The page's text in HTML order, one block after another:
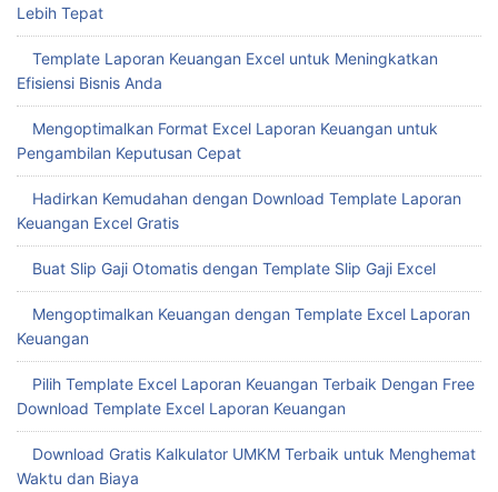
Lebih Tepat
Template Laporan Keuangan Excel untuk Meningkatkan
Efisiensi Bisnis Anda
Mengoptimalkan Format Excel Laporan Keuangan untuk
Pengambilan Keputusan Cepat
Hadirkan Kemudahan dengan Download Template Laporan
Keuangan Excel Gratis
Buat Slip Gaji Otomatis dengan Template Slip Gaji Excel
Mengoptimalkan Keuangan dengan Template Excel Laporan
Keuangan
Pilih Template Excel Laporan Keuangan Terbaik Dengan Free
Download Template Excel Laporan Keuangan
Download Gratis Kalkulator UMKM Terbaik untuk Menghemat
Waktu dan Biaya